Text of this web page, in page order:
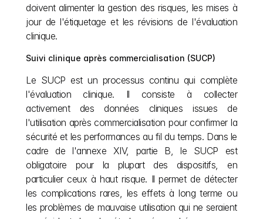
doivent alimenter la gestion des risques, les mises à
jour de l'étiquetage et les révisions de l'évaluation
clinique.
Suivi clinique après commercialisation (SUCP)
Le SUCP est un processus continu qui complète
l'évaluation clinique. Il consiste à collecter
activement des données cliniques issues de
l'utilisation après commercialisation pour confirmer la
sécurité et les performances au fil du temps. Dans le
cadre de l'annexe XIV, partie B, le SUCP est
obligatoire pour la plupart des dispositifs, en
particulier ceux à haut risque. Il permet de détecter
les complications rares, les effets à long terme ou
les problèmes de mauvaise utilisation qui ne seraient